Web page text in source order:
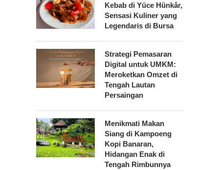
Kebab di Yüce Hünkâr,
Sensasi Kuliner yang
Legendaris di Bursa
Strategi Pemasaran
Digital untuk UMKM:
Meroketkan Omzet di
Tengah Lautan
Persaingan
Menikmati Makan
Siang di Kampoeng
Kopi Banaran,
Hidangan Enak di
Tengah Rimbunnya